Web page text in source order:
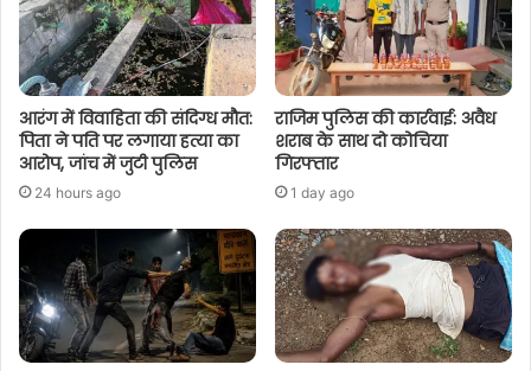
आरंग में विवाहिता की संदिग्ध मौत:
पिता ने पति पर लगाया हत्या का
आरोप, जांच में जुटी पुलिस
24 hours ago
राजिम पुलिस की कार्रवाई: अवैध
शराब के साथ दो कोचिया
गिरफ्तार
1 day ago